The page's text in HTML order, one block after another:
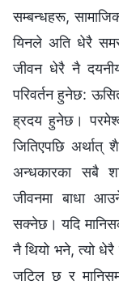
सम्बन्धहरू,
यिनले अति धेरै
जीवन धेरै नै
परिवर्तन हुनेछ:
ह्रदय हुनेछ।
जितिएपछि अर्थात्
अन्धकारका सबै
जीवनमा बाधा
सक्नेछ। यदि
नै थियो भने, त्यो
जटिल छ र